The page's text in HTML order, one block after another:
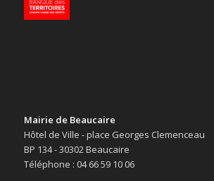
Mairie de Beaucaire
Hôtel de Ville - place Georges Clemenceau
BP 134 - 30302 Beaucaire
Téléphone : 04 66 59 10 06